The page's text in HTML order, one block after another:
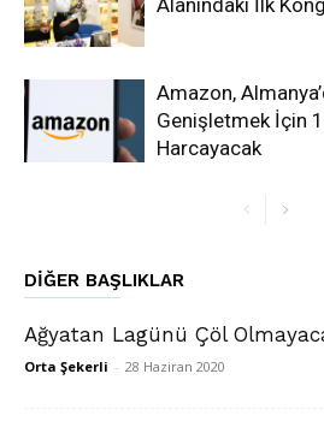
Alanındaki İlk
Amazon,
Genişletmek İçin
Harcayacak
DIĞER BAŞLIKLAR
Ağyatan Lagünü Çöl
Orta Şekerli - 28 Haziran 2020